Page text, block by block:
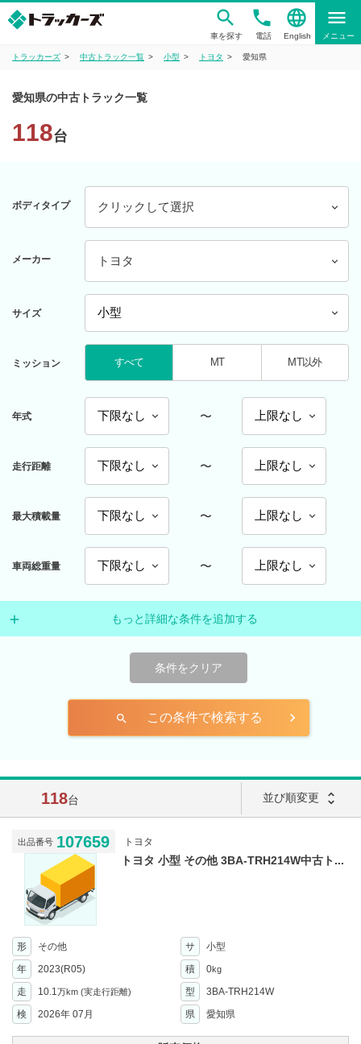
車を探す
phone
電話
language
English
menu
メニュー
トラッカーズ 中古トラック一覧 小型 トヨタ 愛知県
愛知県の中古トラック一覧
118台
ボディタイプ クリックして選択
メーカー トヨタ
サイズ
ミッション すべて MT MT以外
年式 〜
走行距離 〜
最大積載量 〜
車両総重量 〜
もっと詳細な条件を追加する
条件をクリア
search この条件で検索する
118台 並び順変更 unfold_more
出品番号 107659 トヨタ
トヨタ 小型 その他 3BA-TRH214W中古ト...
形 その他 サ
小型
年
2023(R05) 積 0kg
走 10.1万km (実走行距離) 型
3BA-TRH214W
検
2026年 07月 県 愛知県